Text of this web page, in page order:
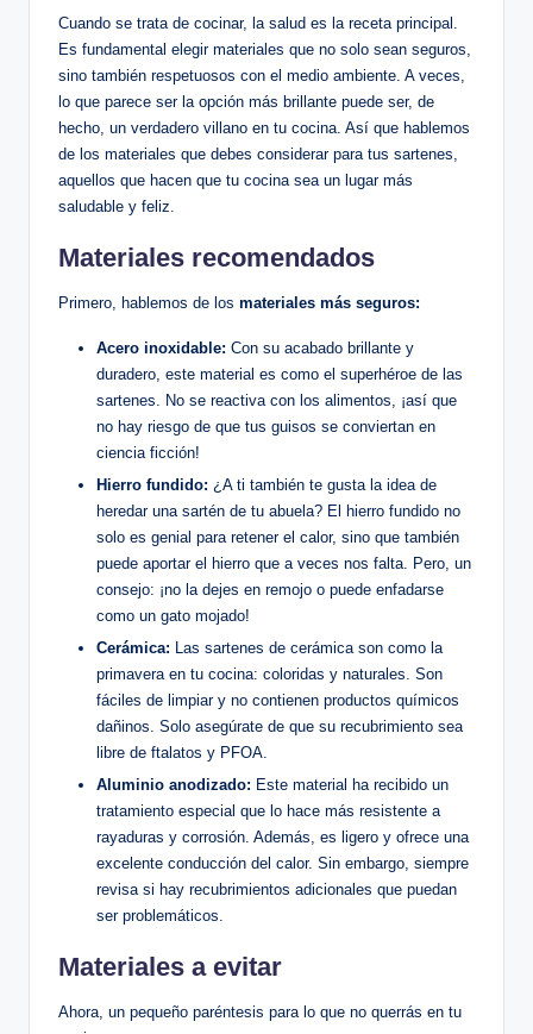
Cuando se trata de cocinar, la salud es la receta principal.
Es fundamental elegir materiales que no solo sean seguros,
sino también respetuosos con el medio ambiente. A veces,
lo que parece ser la opción más brillante puede ser, de
hecho, un verdadero villano en tu cocina. Así que hablemos
de los materiales que debes considerar para tus sartenes,
aquellos que hacen que tu cocina sea un lugar más
saludable y feliz.
Materiales recomendados
Primero, hablemos de los materiales más seguros:
Acero inoxidable: Con su acabado brillante y
duradero, este material es como el superhéroe de las
sartenes. No se reactiva con los alimentos, ¡así que
no hay riesgo de que tus guisos se conviertan en
ciencia ficción!
Hierro fundido: ¿A ti también te gusta la idea de
heredar una sartén de tu abuela? El hierro fundido no
solo es genial para retener el calor, sino que también
puede aportar el hierro que a veces nos falta. Pero, un
consejo: ¡no la dejes en remojo o puede enfadarse
como un gato mojado!
Cerámica: Las sartenes de cerámica son como la
primavera en tu cocina: coloridas y naturales. Son
fáciles de limpiar y no contienen productos químicos
dañinos. Solo asegúrate de que su recubrimiento sea
libre de ftalatos y PFOA.
Aluminio anodizado: Este material ha recibido un
tratamiento especial que lo hace más resistente a
rayaduras y corrosión. Además, es ligero y ofrece una
excelente conducción del calor. Sin embargo, siempre
revisa si hay recubrimientos adicionales que puedan
ser problemáticos.
Materiales a evitar
Ahora, un pequeño paréntesis para lo que no querrás en tu